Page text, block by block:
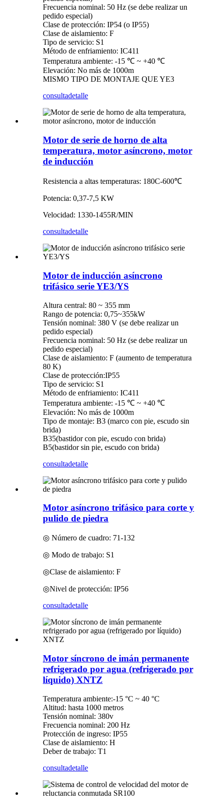
Frecuencia nominal: 50 Hz (se debe realizar un
pedido especial)
Clase de protección: IP54 (o IP55)
Clase de aislamiento: F
Tipo de servicio: S1
Método de enfriamiento: IC411
Temperatura ambiente: -15 ℃ ~ +40 ℃
Elevación: No más de 1000m
MISMO TIPO DE MONTAJE QUE YE3
consultadetalle
Motor de serie de horno de alta
temperatura, motor asíncrono, motor
de inducción
Resistencia a altas temperaturas: 180C-600℃
Potencia: 0,37-7,5 KW
Velocidad: 1330-1455R/MIN
consultadetalle
Motor de inducción asíncrono
trifásico serie YE3/YS
Altura central: 80 ~ 355 mm
Rango de potencia: 0,75~355kW
Tensión nominal: 380 V (se debe realizar un
pedido especial)
Frecuencia nominal: 50 Hz (se debe realizar un
pedido especial)
Clase de aislamiento: F (aumento de temperatura
80 K)
Clase de protección:IP55
Tipo de servicio: S1
Método de enfriamiento: IC411
Temperatura ambiente: -15 ℃ ~ +40 ℃
Elevación: No más de 1000m
Tipo de montaje: B3 (marco con pie, escudo sin
brida)
B35(bastidor con pie, escudo con brida)
B5(bastidor sin pie, escudo con brida)
consultadetalle
Motor asíncrono trifásico para corte y
pulido de piedra
◎ Número de cuadro: 71-132
◎ Modo de trabajo: S1
◎Clase de aislamiento: F
◎Nivel de protección: IP56
consultadetalle
Motor síncrono de imán permanente
refrigerado por agua (refrigerado por
líquido) XNTZ
Temperatura ambiente:-15 °C ~ 40 °C
Altitud: hasta 1000 metros
Tensión nominal: 380v
Frecuencia nominal: 200 Hz
Protección de ingreso: IP55
Clase de aislamiento: H
Deber de trabajo: T1
consultadetalle